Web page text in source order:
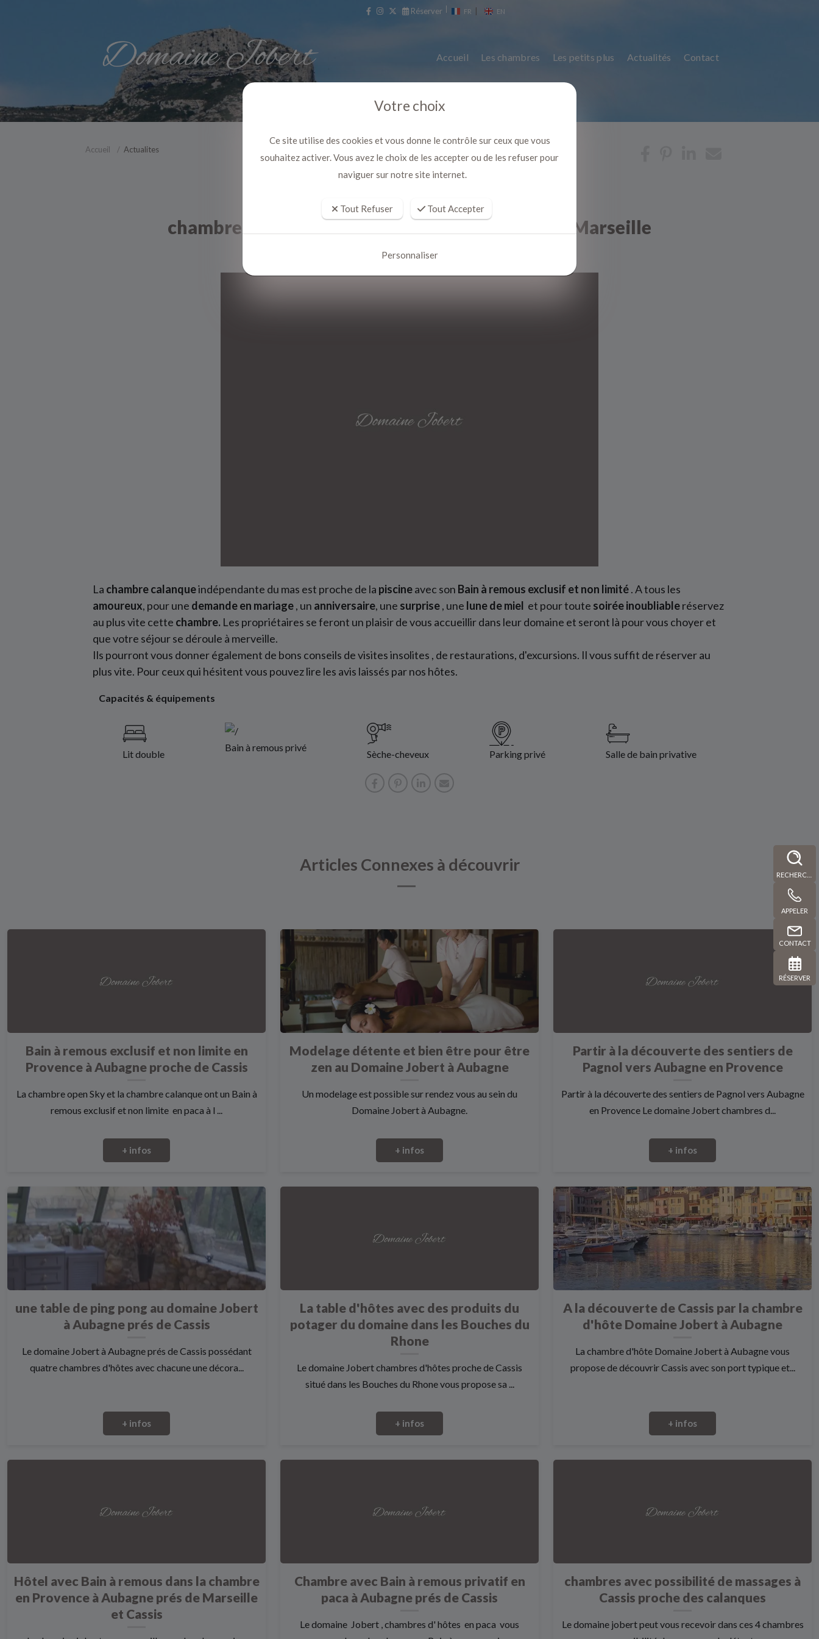
Réserver FR EN
Accueil Les chambres Les petits plus Actualités Contact
APPELER
CONTACT
RÉSERVER
Accueil Actualites
chambre calanque avec Bain à remous exclusif à Marseille
La chambre calanqueindépendante du mas est proche de la piscineavec son Bain à remous exclusif et non limité. A tous les
amoureux, pour une demande en mariage, un anniversaire, une surprise, une lune de miel et pour toute soirée inoubliableréservez
au plus vite cette chambre. Les propriétaires se feront un plaisir de vous accueillir dans leur domaine et seront là pour vous choyer et
que votre séjour se déroule à merveille.
Ils pourront vous donner également de bons conseils de visites insolites , de restaurations, d'excursions. Il vous suffit de réserver au
plus vite. Pour ceux qui hésitent vous pouvez lire les avis laissés par nos hôtes.
Capacités & équipements
Lit double
Bain à remous privé
Sèche-cheveux Parking privé Salle de bain privative
Articles Connexes à découvrir
Bain à remous exclusif et non limite en
Provence à Aubagne proche de Cassis
La chambre open Sky et la chambre calanque ont un Bain à
remous exclusif et non limite en paca à l ...
+ infos
Modelage détente et bien être pour être
zen au Domaine Jobert à Aubagne
Un modelage est possible sur rendez vous au sein du
Domaine Jobert à Aubagne.
+ infos
Partir à la découverte des sentiers de
Pagnol vers Aubagne en Provence
Partir à la découverte des sentiers de Pagnol vers Aubagne
en Provence Le domaine Jobert chambres d...
+ infos
une table de ping pong au domaine Jobert
à Aubagne prés de Cassis
Le domaine Jobert à Aubagne prés de Cassis possédant
quatre chambres d'hôtes avec chacune une décora...
+ infos
La table d'hôtes avec des produits du
potager du domaine dans les Bouches du
Rhone
Le domaine Jobert chambres d'hôtes proche de Cassis
situé dans les Bouches du Rhone vous propose sa ...
+ infos
A la découverte de Cassis par la chambre
d'hôte Domaine Jobert à Aubagne
La chambre d'hôte Domaine Jobert à Aubagne vous
propose de découvrir Cassis avec son port typique et...
+ infos
Hôtel avec Bain à remous dans la chambre
en Provence à Aubagne prés de Marseille
et Cassis
Chambre avec Bain à remous privatif en
paca à Aubagne prés de Cassis
Le domaine Jobert , chambres d' hôtes en paca vous
chambres avec possibilité de massages à
Cassis proche des calanques
Le domaine jobert peut vous recevoir dans ces 4 chambres
Votre choix
Ce site utilise des cookies et vous donne le contrôle sur ceux que vous
souhaitez activer. Vous avez le choix de les accepter ou de les refuser pour
naviguer sur notre site internet.
Tout Refuser Tout Accepter
Personnaliser